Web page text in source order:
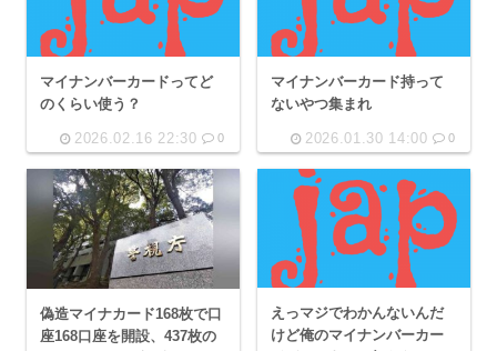
マイナンバーカードってど
のくらい使う？
2026.02.16 22:30 0
マイナンバーカード持って
ないやつ集まれ
2026.01.30 14:00 0
偽造マイナカード168枚で口
座168口座を開設、437枚の
えっマジでわかんないんだ
けど俺のマイナンバーカー